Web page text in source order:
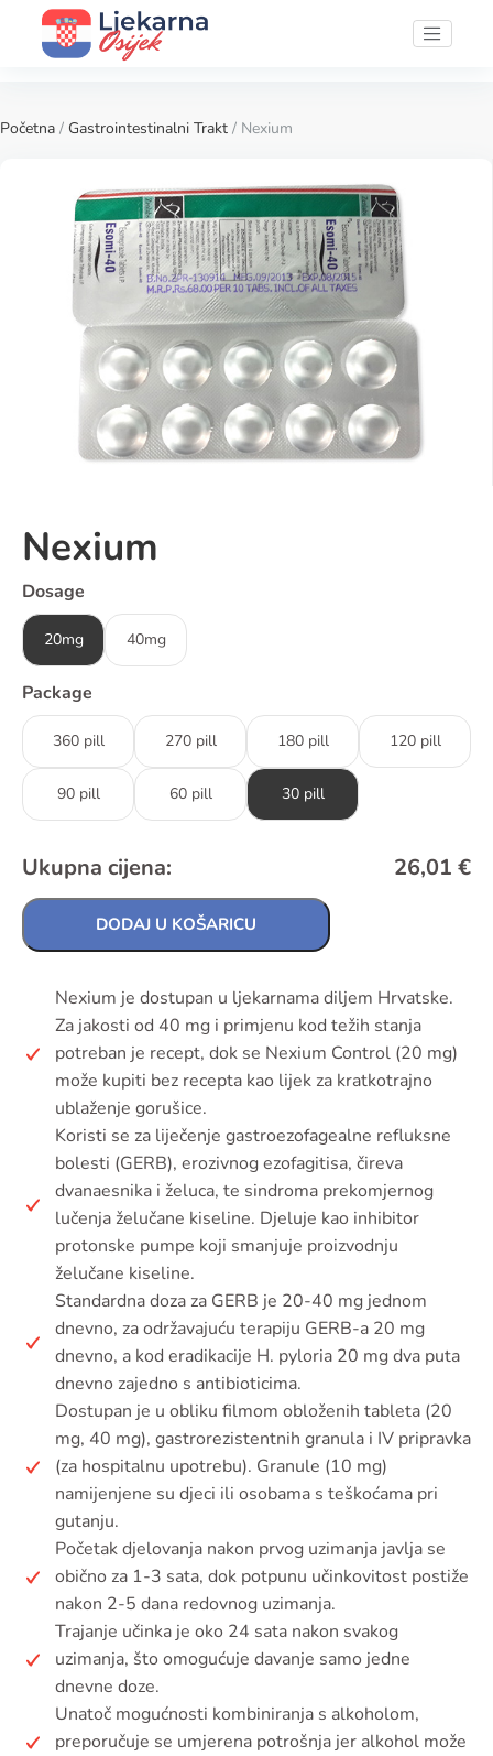
Početna / Gastrointestinalni Trakt / Nexium
Nexium
Dosage
20mg 40mg
Package
360 pill 270 pill 180 pill 120 pill
90 pill 60 pill 30 pill
Ukupna cijena: 26,01 €
DODAJ U KOŠARICU
Nexium je dostupan u ljekarnama diljem Hrvatske.
Za jakosti od 40 mg i primjenu kod težih stanja
potreban je recept, dok se Nexium Control (20 mg)
može kupiti bez recepta kao lijek za kratkotrajno
ublaženje gorušice.
Koristi se za liječenje gastroezofagealne refluksne
bolesti (GERB), erozivnog ezofagitisa, čireva
dvanaesnika i želuca, te sindroma prekomjernog
lučenja želučane kiseline. Djeluje kao inhibitor
protonske pumpe koji smanjuje proizvodnju
želučane kiseline.
Standardna doza za GERB je 20-40 mg jednom
dnevno, za održavajuću terapiju GERB-a 20 mg
dnevno, a kod eradikacije H. pyloria 20 mg dva puta
dnevno zajedno s antibioticima.
Dostupan je u obliku filmom obloženih tableta (20
mg, 40 mg), gastrorezistentnih granula i IV pripravka
(za hospitalnu upotrebu). Granule (10 mg)
namijenjene su djeci ili osobama s teškoćama pri
gutanju.
Početak djelovanja nakon prvog uzimanja javlja se
obično za 1-3 sata, dok potpunu učinkovitost postiže
nakon 2-5 dana redovnog uzimanja.
Trajanje učinka je oko 24 sata nakon svakog
uzimanja, što omogućuje davanje samo jedne
dnevne doze.
Unatoč mogućnosti kombiniranja s alkoholom,
preporučuje se umjerena potrošnja jer alkohol može